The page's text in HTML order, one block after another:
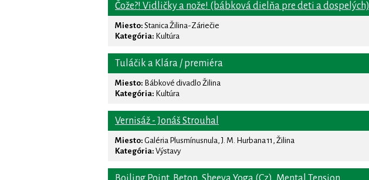
Čože?! Vidličky a nože! (bábková dielňa pre deti a dospelých)
Miesto: Stanica Žilina-Záriečie
Kategória: Kultúra
Tuláčik a Klára / premiéra
Miesto: Bábkové divadlo Žilina
Kategória: Kultúra
Vernisáž - Jonáš Strouhal
Miesto: Galéria Plusmínusnula, J. M. Hurbana 11, Žilina
Kategória: Výstavy